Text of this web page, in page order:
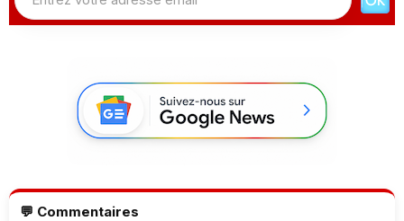
💬 Commentaires